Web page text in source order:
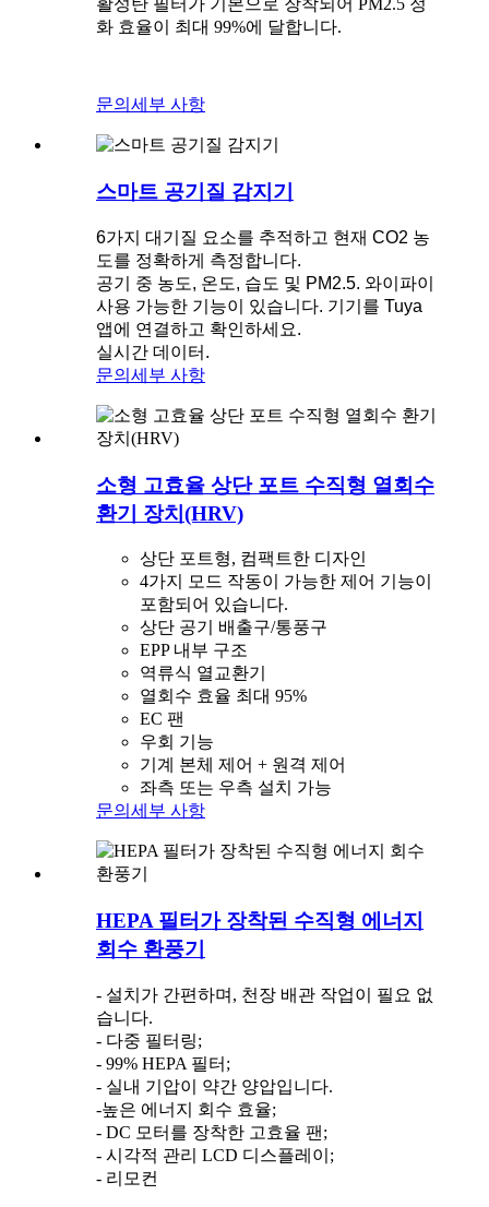
활성탄 필터가 기본으로 장착되어 PM2.5 정
화 효율이 최대 99%에 달합니다.
문의 세부 사항
스마트 공기질 감지기
6가지 대기질 요소를 추적하고 현재 CO2 농
도를 정확하게 측정합니다.
공기 중 농도, 온도, 습도 및 PM2.5. 와이파이
사용 가능한 기능이 있습니다. 기기를 Tuya
앱에 연결하고 확인하세요.
실시간 데이터.
문의 세부 사항
소형 고효율 상단 포트 수직형 열회수
환기 장치(HRV)
상단 포트형, 컴팩트한 디자인
4가지 모드 작동이 가능한 제어 기능이
포함되어 있습니다.
상단 공기 배출구/통풍구
EPP 내부 구조
역류식 열교환기
열회수 효율 최대 95%
EC 팬
우회 기능
기계 본체 제어 + 원격 제어
좌측 또는 우측 설치 가능
문의 세부 사항
HEPA 필터가 장착된 수직형 에너지
회수 환풍기
- 설치가 간편하며, 천장 배관 작업이 필요 없
습니다.
- 다중 필터링;
- 99% HEPA 필터;
- 실내 기압이 약간 양압입니다.
-높은 에너지 회수 효율;
- DC 모터를 장착한 고효율 팬;
- 시각적 관리 LCD 디스플레이;
- 리모컨